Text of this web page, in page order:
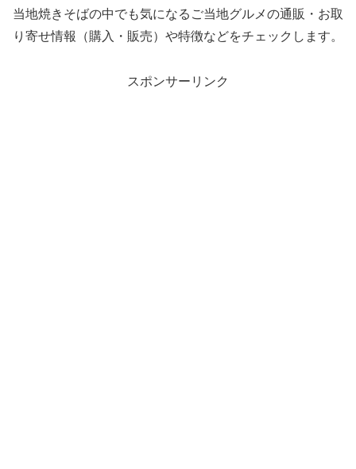
当地焼きそばの中でも気になるご当地グルメの通販・お取
り寄せ情報（購入・販売）や特徴などをチェックします。
スポンサーリンク